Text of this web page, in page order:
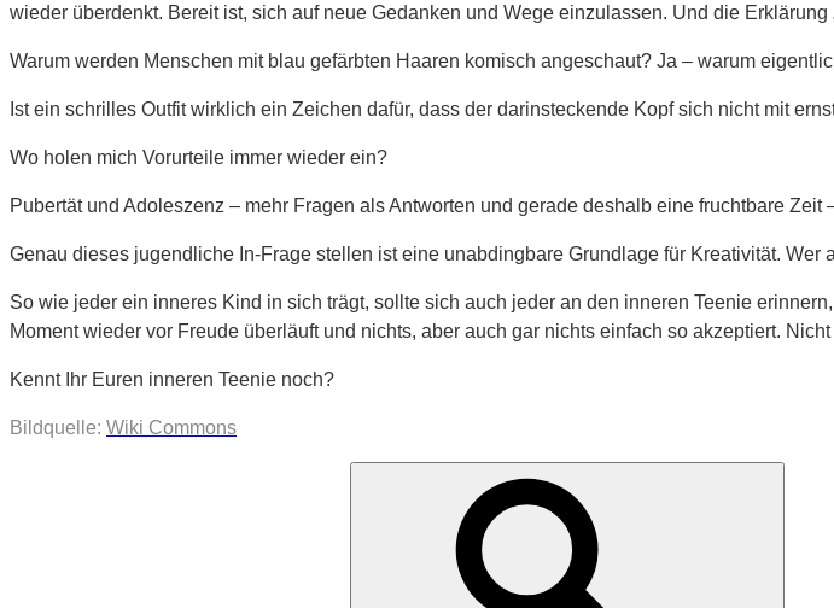
wieder überdenkt. Bereit ist, sich auf neue Gedanken und Wege einzulassen. Und die Erklärung
Warum werden Menschen mit blau gefärbten Haaren komisch angeschaut? Ja – warum
Ist ein schrilles Outfit wirklich ein Zeichen dafür, dass der darinsteckende Kopf sich nicht mit
Wo holen mich Vorurteile immer wieder ein?
Pubertät und Adoleszenz – mehr Fragen als Antworten und gerade deshalb eine fruchtbare
Genau dieses jugendliche In-Frage stellen ist eine unabdingbare Grundlage für Kreativität.
So wie jeder ein inneres Kind in sich trägt, sollte sich auch jeder an den inneren Teenie
Moment wieder vor Freude überläuft und nichts, aber auch gar nichts einfach so akzeptiert.
Kennt Ihr Euren inneren Teenie noch?
Bildquelle: Wiki Commons